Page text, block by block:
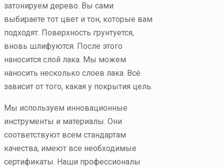
затонируем дерево. Вы сами
выбираете тот цвет и тон, которые вам
подходят. Поверхность грунтуется,
вновь шлифуются. После этого
наносится слой лака. Мы можем
наносить несколько слоев лака. Всё
зависит от того, какая у покрытия цель.
Мы используем инновационные
инструменты и материалы. Они
соответствуют всем стандартам
качества, имеют все необходимые
сертификаты. Наши профессионалы